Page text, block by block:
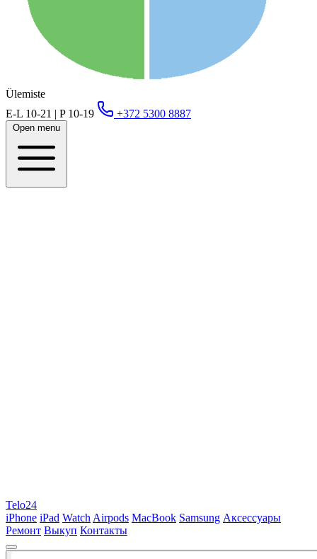
Ülemiste
E-L 10-21 | P 10-19
+372 5300 8887
Open menu
Telo24
iPhone iPad Watch Airpods MacBook Samsung Аксессуары
Ремонт Выкуп Контакты